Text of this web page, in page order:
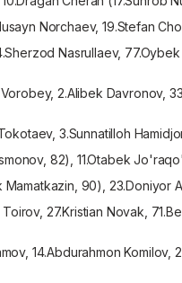
Norchaev, 19.Stefan
Nasrullaev,
Vorobey, 2.Alibek Davronov,
3.Sunnatilloh
82), 11.Otabek
Mamatkazin, 90), 23.Doniyor
27.Kristian Novak,
14.Abdurahmon